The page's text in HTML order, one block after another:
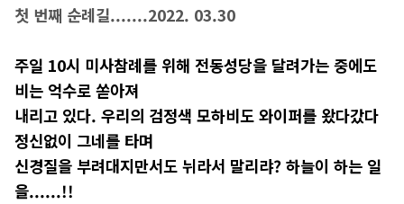
첫 번째 순례길.......2022. 03.30
주일 10시 미사참례를 위해 전동성당을 달려가는 중에도
비는 억수로 쏟아져
내리고 있다. 우리의 검정색 모하비도 와이퍼를 왔다갔다
정신없이 그네를 타며
신경질을 부려대지만서도 뉘라서 말리랴? 하늘이 하는 일
을......!!